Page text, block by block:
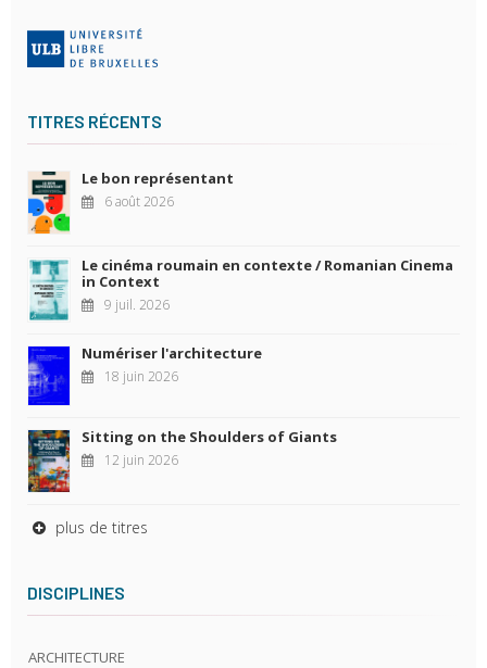
TITRES RÉCENTS
Le bon représentant
6 août 2026
Le cinéma roumain en contexte / Romanian Cinema
in Context
9 juil. 2026
Numériser l'architecture
18 juin 2026
Sitting on the Shoulders of Giants
12 juin 2026
plus de titres
DISCIPLINES
ARCHITECTURE